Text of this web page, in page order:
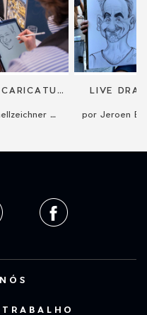
EVENT CARICATURIST
por Schnellzeichner Marcel Bender
LIVE
por Jeroen